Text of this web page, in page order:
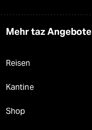
Mehr taz Angebote
Reisen
Kantine
Shop